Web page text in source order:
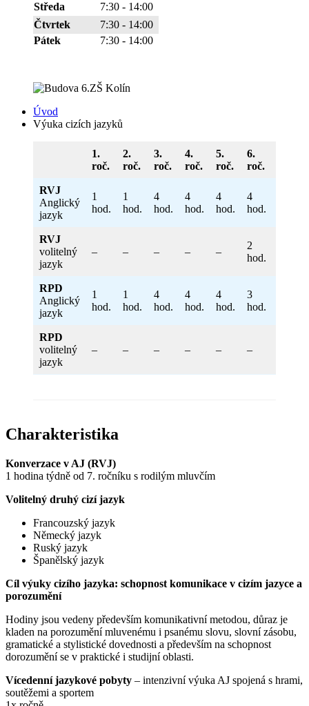
Středa
7:30 - 14:00
Čtvrtek
7:30 - 14:00
Pátek
7:30 - 14:00
Úvod
Výuka cizích jazyků
1.
roč.
2.
roč.
3.
roč.
4.
roč.
5.
roč.
6.
roč.
RVJ
Anglický
jazyk
1
hod.
1
hod.
4
hod.
4
hod.
4
hod.
4
hod.
RVJ
volitelný
jazyk
– – – – –
2
hod.
RPD
Anglický
jazyk
1
hod.
1
hod.
4
hod.
4
hod.
4
hod.
3
hod.
RPD
volitelný
jazyk
– – – – – –
Charakteristika
Konverzace v AJ (RVJ)
1 hodina týdně od 7. ročníku s rodilým mluvčím
Volitelný druhý cizí jazyk
Francouzský jazyk
Německý jazyk
Ruský jazyk
Španělský jazyk
Cíl výuky cizího jazyka: schopnost komunikace v cizím jazyce a
porozumění
Hodiny jsou vedeny především komunikativní metodou, důraz je
kladen na porozumění mluvenému i psanému slovu, slovní zásobu,
gramatické a stylistické dovednosti a především na schopnost
dorozumění se v praktické i studijníoblasti.
Vícedenní jazykové pobyty – intenzivní výuka AJ spojená s hrami,
soutěžemi a sportem